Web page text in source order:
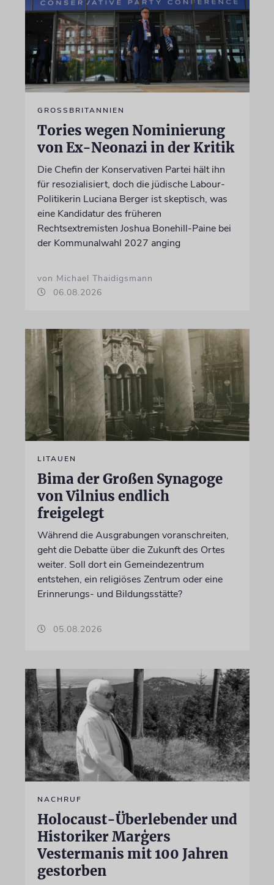
GROSSBRITANNIEN
Tories wegen Nominierung
von Ex-Neonazi in der Kritik
Die Chefin der Konservativen Partei hält ihn
für resozialisiert, doch die jüdische Labour-
Politikerin Luciana Berger ist skeptisch, was
eine Kandidatur des früheren
Rechtsextremisten Joshua Bonehill-Paine bei
der Kommunalwahl 2027 anging
von Michael Thaidigsmann
06.08.2026
LITAUEN
Bima der Großen Synagoge
von Vilnius endlich
freigelegt
Während die Ausgrabungen voranschreiten,
geht die Debatte über die Zukunft des Ortes
weiter. Soll dort ein Gemeindezentrum
entstehen, ein religiöses Zentrum oder eine
Erinnerungs- und Bildungsstätte?
05.08.2026
NACHRUF
Holocaust-Überlebender und
Historiker Marģers
Vestermanis mit 100 Jahren
gestorben